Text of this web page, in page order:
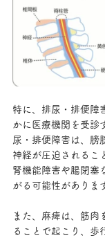
特に、排尿・排便障
かに医療機関を受診
尿・排便障害は、膀
神経が圧迫されるこ
腎機能障害や腸閉塞
がる可能性がありま
また、麻痺は、筋肉
ることで起こり、歩